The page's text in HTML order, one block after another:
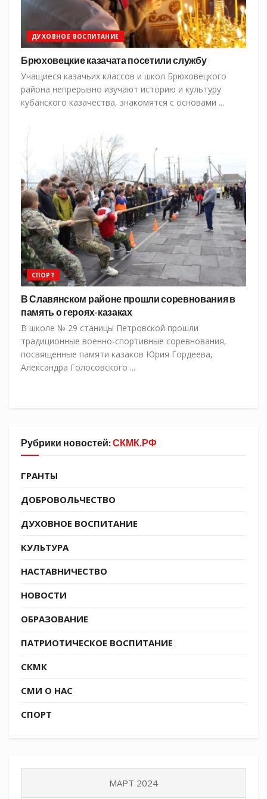
ДУХОВНОЕ ВОСПИТАНИЕ
Брюховецкие казачата посетили службу
Учащиеся казачьих классов и школ Брюховецкого
района непрерывно изучают историю и культуру
кубанского казачества, знакомятся с основами ...
СПОРТ
В Славянском районе прошли соревнования в
память о героях-казаках
В школе № 29 станицы Петровской прошли
традиционные военно-спортивные соревнования,
посвященные памяти казаков Юрия Гордеева,
Александра Голосовского ...
Рубрики новостей:СКМК.РФ
ГРАНТЫ
ДОБРОВОЛЬЧЕСТВО
ДУХОВНОЕ ВОСПИТАНИЕ
КУЛЬТУРА
НАСТАВНИЧЕСТВО
НОВОСТИ
ОБРАЗОВАНИЕ
ПАТРИОТИЧЕСКОЕ ВОСПИТАНИЕ
СКМК
СМИ О НАС
СПОРТ
МАРТ 2024